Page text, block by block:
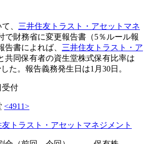
、 三井住友トラスト・アセットマネ
で財務省に変更報告書（5％ルール報
書によれば、 三井住友トラスト・ア
共同保有者の資生堂株式保有比率は
た。報告義務発生日は1月30日。
付
<4911>
トラスト・アセットマネジメント